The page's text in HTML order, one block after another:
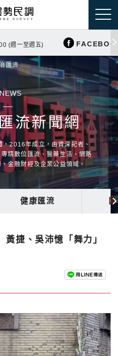
(週一至週五)
匯流
流新聞網
，2016年成立，由資深記者、
精數位匯流、醫藥生活、網路
金融財經及企業公益領域。
健康匯流
捷、吳沛憶「舞力」